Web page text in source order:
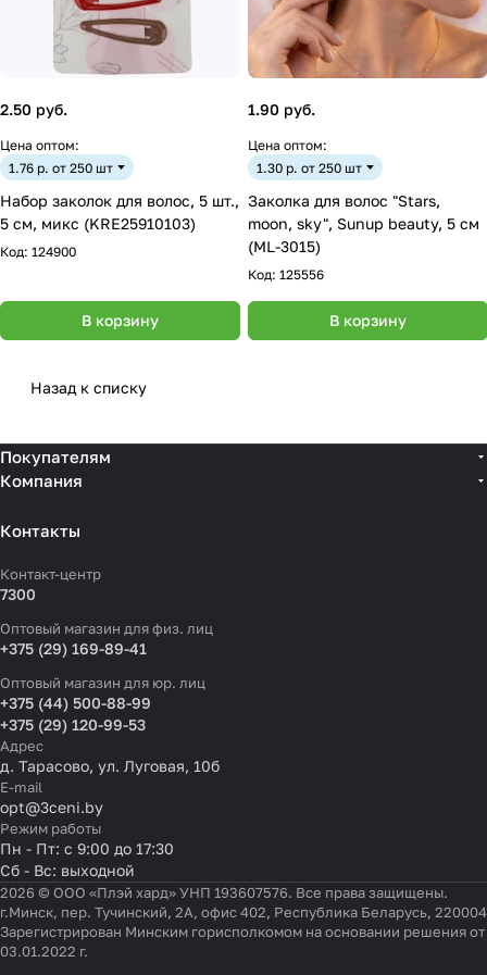
2.50 руб.
Цена оптом:
1.76 р. от 250 шт
Набор заколок для волос, 5 шт.,
5 см, микс (KRE25910103)
Код: 124900
В корзину
1.90 руб.
Цена оптом:
1.30 р. от 250 шт
Заколка для волос "Stars,
moon, sky", Sunup beauty, 5 см
(ML-3015)
Код: 125556
В корзину
Назад к списку
Покупателям
Компания
Контакты
Контакт-центр
7300
Оптовый магазин для физ. лиц
+375 (29) 169-89-41
Оптовый магазин для юр. лиц
+375 (44) 500-88-99
+375 (29) 120-99-53
Адрес
д. Тарасово, ул. Луговая, 10б
E-mail
opt@3ceni.by
Режим работы
Пн - Пт: с 9:00 до 17:30
Сб - Вс: выходной
2026 © ООО «Плэй хард» УНП 193607576. Все права защищены.
г.Минск, пер. Тучинский, 2А, офис 402, Республика Беларусь, 220004
Зарегистрирован Минским горисполкомом на основании решения от
03.01.2022 г.